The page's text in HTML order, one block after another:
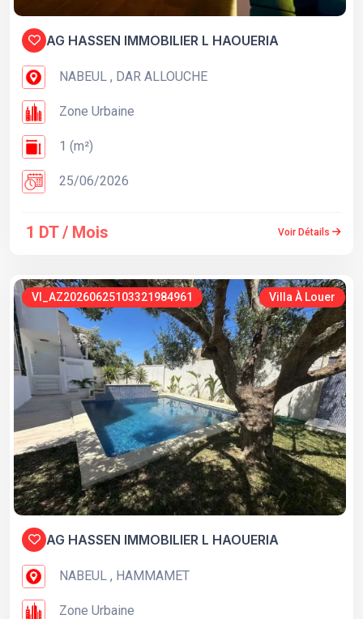
AG HASSEN IMMOBILIER L HAOUERIA
NABEUL , DAR ALLOUCHE
Zone Urbaine
1 (m²)
25/06/2026
1 DT / Mois Voir Détails
VI_AZ20260625103321984961 Villa À Louer
AG HASSEN IMMOBILIER L HAOUERIA
NABEUL , HAMMAMET
Zone Urbaine